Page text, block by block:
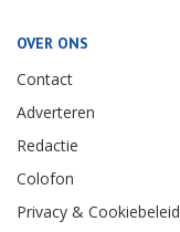
OVER ONS
Contact
Adverteren
Redactie
Colofon
Privacy & Cookiebeleid